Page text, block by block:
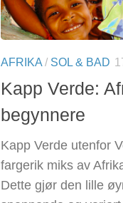
AFRIKA / SOL & BAD
Kapp Verde:
begynnere
Kapp Verde utenfor
fargerik miks av
Dette gjør den lille